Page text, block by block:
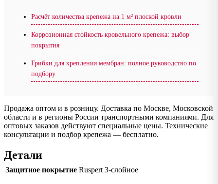
Расчёт количества крепежа на 1 м² плоской кровли
Коррозионная стойкость кровельного крепежа: выбор
покрытия
Грибки для крепления мембран: полное руководство по
подбору
Продажа оптом и в розницу. Доставка по Москве, Московской
области и в регионы России транспортными компаниями. Для
оптовых заказов действуют специальные цены. Технические
консультации и подбор крепежа — бесплатно.
Детали
Защитное покрытие Ruspert 3-слойное